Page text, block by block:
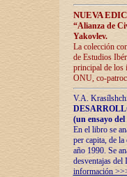
NUEVA
“Alianza de
Yakovlev.
La colección
de Estudios
principal de los
ONU, co-
V.A.
(un ensayo
En el libro se
per capita, de
año 1990. Se
desventajas
información